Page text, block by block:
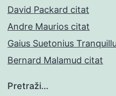
David Packard citat
Andre Maurios citat
Gaius Suetonius
Bernard Malamud citat
Pretraži…